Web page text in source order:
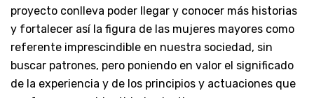
proyecto conlleva poder llegar y conocer más historias
y fortalecer así la figura de las mujeres mayores como
referente imprescindible en nuestra sociedad, sin
buscar patrones, pero poniendo en valor el significado
de la experiencia y de los principios y actuaciones que